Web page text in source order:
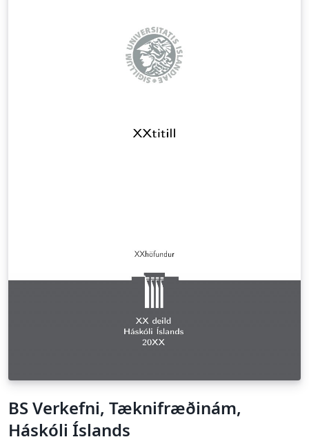
BS Verkefni, Tæknifræðinám,
Háskóli Íslands